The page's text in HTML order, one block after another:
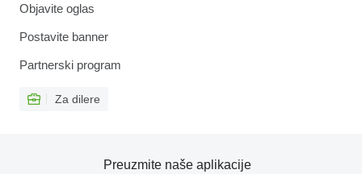
Objavite oglas
Postavite banner
Partnerski program
Za dilere
Preuzmite naše aplikacije